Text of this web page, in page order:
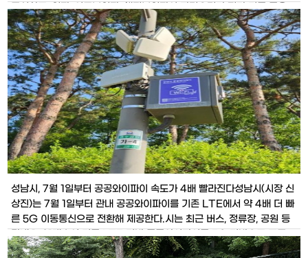
구성하고, 원장, 의무부원장, 행정부원장의 자격요건과 평가 기준 등을
정해 6월 28일 공고를 냈다.원장 자격요건은 ▲500병상 이상의 종합
병원급 의료기관에서 원장으로 2년 이상 근무한 사람이나 ▲종합병원
경영전문가로서 탁월
성남시, 7월 1일부터 공공와이파이 속도가 4배 빨라진다​성남시(시장 신
상진)는 7월 1일부터 관내 공공와이파이를 기존 LTE에서 약 4배 더 빠
른 5G 이동통신으로 전환해 제공한다.시는 최근 버스, 정류장, 공원 등
관내 1381개소의 기존 LTE 기반 공공와이파이를 5G 기반으로 모두
전환하는 사업을 완료했다.이번 조치로 공공와이파이 속도가 기존보다